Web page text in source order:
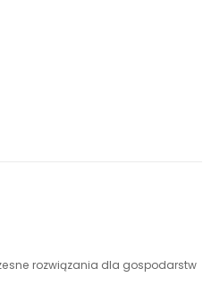
rozwiązania dla gospodarstw